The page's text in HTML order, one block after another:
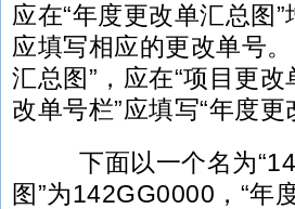
应在“年度更改单汇总图
应填写相应的更改单号
汇总图”，应在“项目更
改单号栏”应填写“年度
下面以一个名为
图”为142GG0000，“年